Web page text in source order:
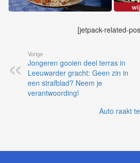
[jetpack-related-
Vorige
Jongeren gooien deel terras in
Leeuwarder gracht: Geen zin in
een strafblad? Neem je
verantwoording!
Auto raakt